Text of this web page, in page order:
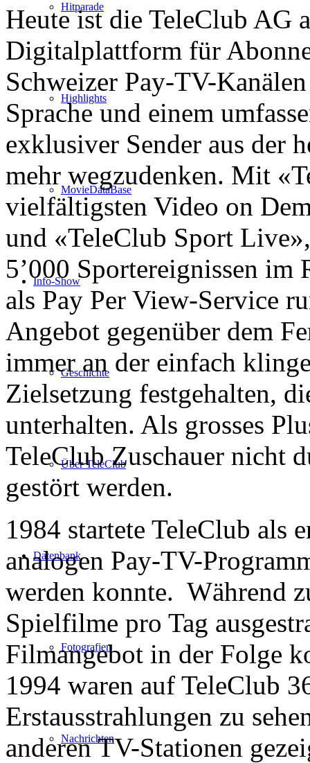
Hitparade
Highlights
MovieDataBase
Info-Show
Geschichte
Über TeleClub
Datenbank
Fotografien
Nachrichten
Heute ist die TeleClub AG
Digitalplattform für
Schweizer Pay-TV-
Sprache und einem
exklusiver Sender aus der
mehr wegzudenken. Mit
vielfältigsten Video on
und «TeleClub Sport
5’000 Sportereignissen im
als Pay Per View-Service
Angebot gegenüber dem
immer an der einfach
Zielsetzung festgehalten,
unterhalten. Als grosses
TeleClub Zuschauer nicht
gestört werden.
1984 startete TeleClub als
analogen Pay-TV-
werden konnte. Während
Spielfilme pro Tag
Filmangebot in der Folge
1994 waren auf TeleClub
Erstausstrahlungen zu
anderen TV-Stationen